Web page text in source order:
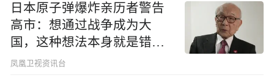
日本原子弹爆炸亲历者警告
高市：想通过战争成为大
国，这种想法本身就是错误
的
凤凰卫视资讯台